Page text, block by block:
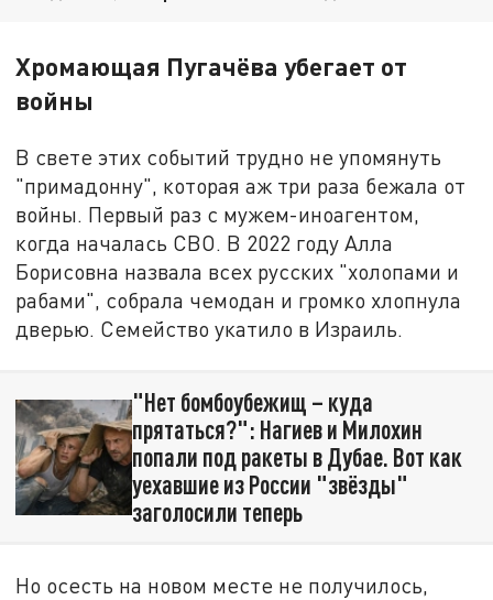
Хромающая Пугачёва убегает от
войны
В свете этих событий трудно не упомянуть
"примадонну", которая аж три раза бежала от
войны. Первый раз с мужем-иноагентом,
когда началась СВО. В 2022 году Алла
Борисовна назвала всех русских "холопами и
рабами", собрала чемодан и громко хлопнула
дверью. Семейство укатило в Израиль.
"Нет бомбоубежищ – куда
прятаться?": Нагиев и Милохин
попали под ракеты в Дубае. Вот как
уехавшие из России "звёзды"
заголосили теперь
Но осесть на новом месте не получилось,